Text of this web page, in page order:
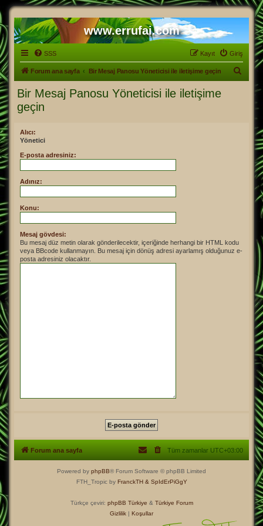
www.errufai.com
SSS Giriş
Kayıt
Forum ana sayfa Bir Mesaj Panosu Yöneticisi ile iletişime geçin
Bir Mesaj Panosu Yöneticisi ile iletişime
geçin
Alıcı:
Yönetici
E-posta adresiniz:
Adınız:
Konu:
Mesaj gövdesi:
Bu mesaj düz metin olarak gönderilecektir, içeriğinde herhangi bir HTML kodu
veya BBcode kullanmayın. Bu mesaj için dönüş adresi ayarlamış olduğunuz e-
posta adresiniz olacaktır.
Forum ana sayfa Tüm zamanlar UTC+03:00
Powered by phpBB® Forum Software © phpBB Limited
FTH_Tropic by FranckTH & SpIdErPiGgY
Türkçe çeviri: phpBB Türkiye & Türkiye Forum
Gizlilik | Koşullar